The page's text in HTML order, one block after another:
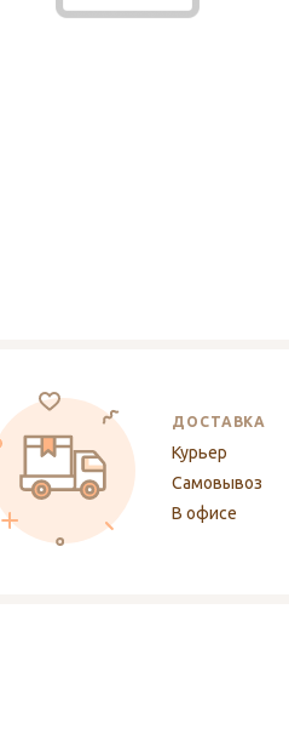
ДОСТАВКА
Курьер
Самовывоз
В офисе